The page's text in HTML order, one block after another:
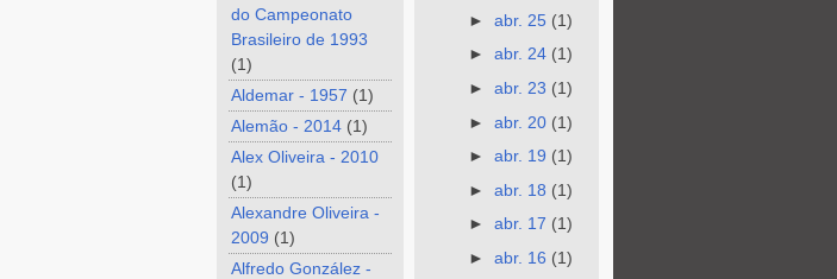
do Campeonato
Brasileiro de 1993
(1)
Aldemar - 1957 (1)
Alemão - 2014 (1)
Alex Oliveira - 2010
(1)
Alexandre Oliveira -
2009 (1)
Alfredo González -
► abr. 25 (1)
► abr. 24 (1)
► abr. 23 (1)
► abr. 20 (1)
► abr. 19 (1)
► abr. 18 (1)
► abr. 17 (1)
► abr. 16 (1)